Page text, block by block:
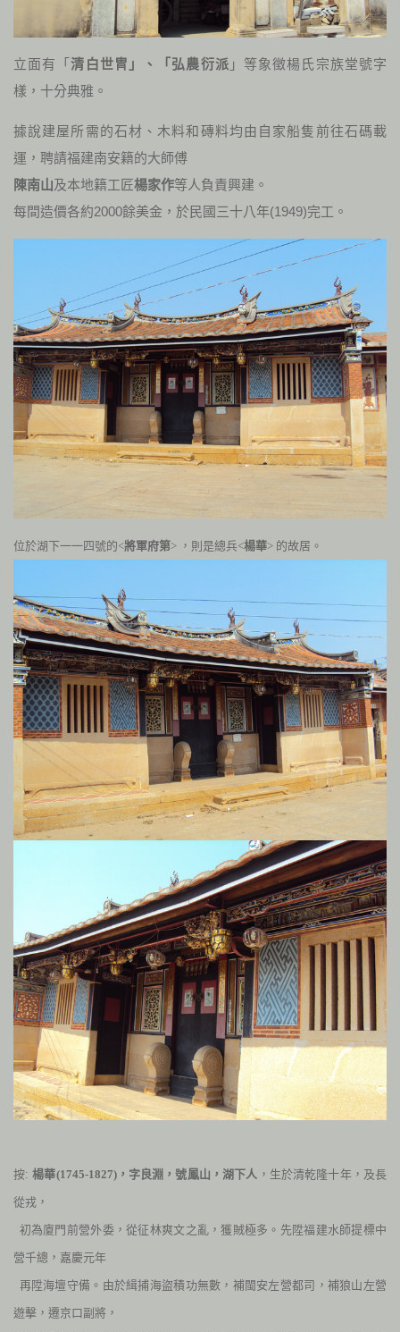
立面有「清白世冑」、「弘農衍派 」等象徵楊氏宗族堂號字
樣，十分典雅。
據說建屋所需的石材、木料和磚料均由自家船隻前往石碼載
運，聘請福建南安籍的大師傅
陳南山及本地籍工匠楊家作等人負責興建。
每間造價各約2000餘美金，於民國三十八年(1949)完工。
位於湖下一一四號的<將軍府第> ，則是總兵<楊華> 的故居。
按: 楊華(1745-1827)，字良淵，號鳳山，湖下人 ，生於清乾隆十年，及長
從戎，
初為廈門前營外委，從征林爽文之亂，獲賊極多。先陞福建水師提標中
營千總，嘉慶元年
再陞海壇守備。由於緝捕海盜積功無數，補閩安左營都司，補狼山左營
遊擊，遷京口副將，